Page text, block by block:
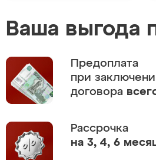
Ваша выгода
Предоплата
при
договора
Рассрочка
на 3, 4, 6